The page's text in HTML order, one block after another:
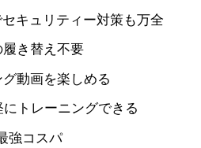
キュリティー対策も万全
き替え不要
動画を楽しめる
トレーニングできる
強コスパ